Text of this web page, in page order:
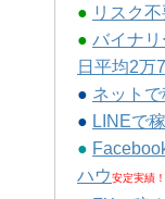
● リスク
● バイナ
日平均2万
● ネット
● LINEで
●
ハウ安定実績！